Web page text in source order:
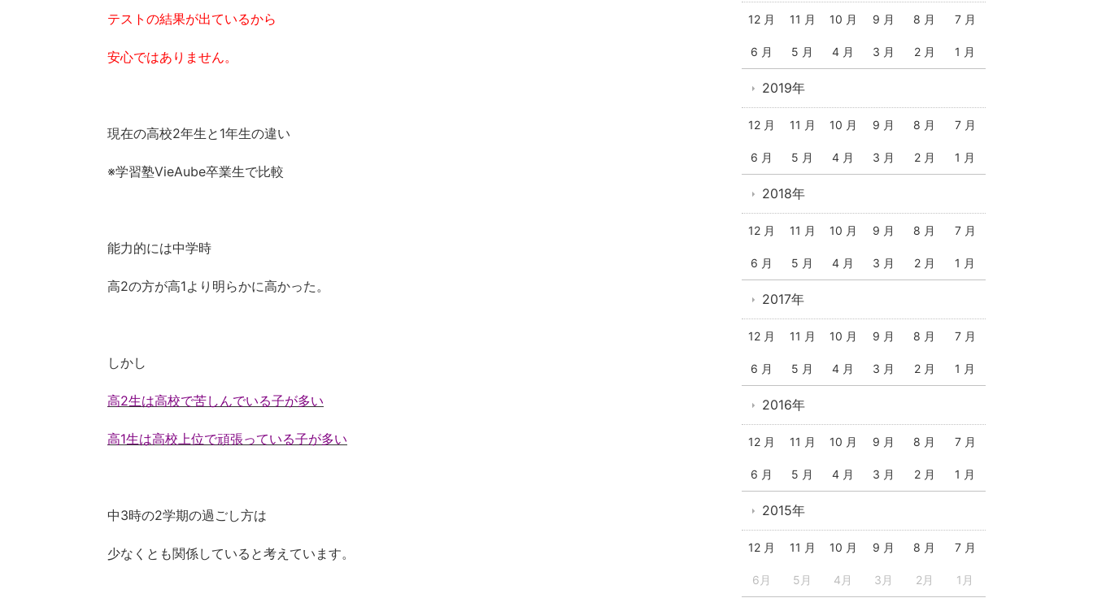
テストの結果が出ているから
安心ではありません。
現在の高校2年生と1年生の違い
※学習塾VieAube卒業生で比較
能力的には中学時
高2の方が高1より明らかに高かった。
しかし
高2生は高校で苦しんでいる子が多い
高1生は高校上位で頑張っている子が多い
中3時の2学期の過ごし方は
少なくとも関係していると考えています。
12 月 11 月 10 月 9 月 8 月 7 月
6 月 5 月 4 月 3 月 2 月 1 月
2019年
12 月 11 月 10 月 9 月 8 月 7 月
6 月 5 月 4 月 3 月 2 月 1 月
2018年
12 月 11 月 10 月 9 月 8 月 7 月
6 月 5 月 4 月 3 月 2 月 1 月
2017年
12 月 11 月 10 月 9 月 8 月 7 月
6 月 5 月 4 月 3 月 2 月 1 月
2016年
12 月 11 月 10 月 9 月 8 月 7 月
6 月 5 月 4 月 3 月 2 月 1 月
2015年
12 月 11 月 10 月 9 月 8 月 7 月
6月 5月 4月 3月 2月 1月